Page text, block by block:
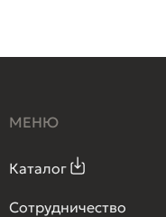
МЕНЮ
Каталог
Сотрудничество